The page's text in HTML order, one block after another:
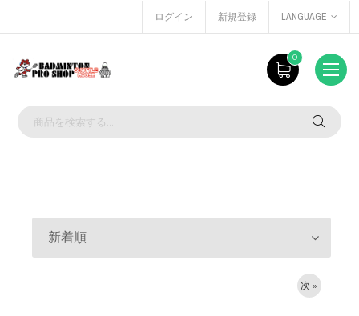
ログイン 新規登録 LANGUAGE
0
新着順
次 »